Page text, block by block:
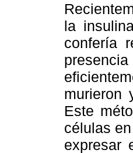
la
confería
murieron
Este
células
expresar